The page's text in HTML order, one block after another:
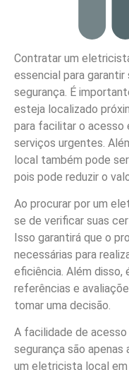
Contratar um
essencial para
segurança. É
esteja localizado
para facilitar o acesso
serviços urgentes.
local também pode
pois pode reduzir o
Ao procurar por um
se de verificar suas
Isso garantirá que o
necessárias para
eficiência. Além disso,
referências e
tomar uma decisão.
A facilidade de
segurança são
um eletricista local em